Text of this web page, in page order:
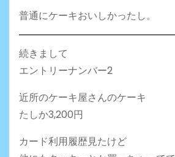
普通にケーキおいしかったし。
続きまして
エントリーナンバー2
近所のケーキ屋さんのケーキ
たしか3,200円
カード利用履歴見たけど